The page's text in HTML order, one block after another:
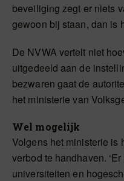
beveiliging zegt er niets
gewoon bij staan, dan is
De NVWA vertelt niet
uitgedeeld aan de
bezwaren gaat de
het ministerie van
Wel mogelijk
Volgens het ministerie is
verbod te handhaven.
universiteiten en